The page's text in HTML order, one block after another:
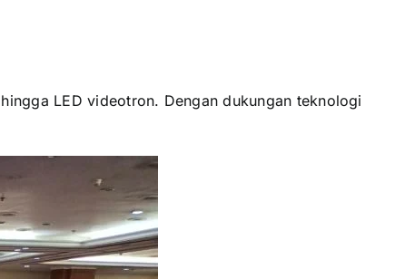
LED videotron. Dengan dukungan teknologi